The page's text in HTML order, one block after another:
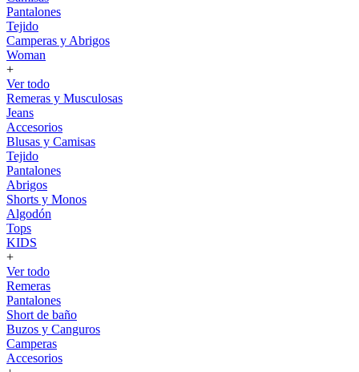
Pantalones
Tejido
Camperas y Abrigos
Woman
+
Ver todo
Remeras y Musculosas
Jeans
Accesorios
Blusas y Camisas
Tejido
Pantalones
Abrigos
Shorts y Monos
Algodón
Tops
KIDS
+
Ver todo
Remeras
Pantalones
Short de baño
Buzos y Canguros
Camperas
Accesorios